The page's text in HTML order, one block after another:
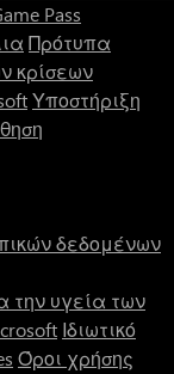
Pass
Πρότυπα
κρίσεων
Υποστήριξη
δεδομένων
την υγεία των
Ιδιωτικό
Όροι χρήσης